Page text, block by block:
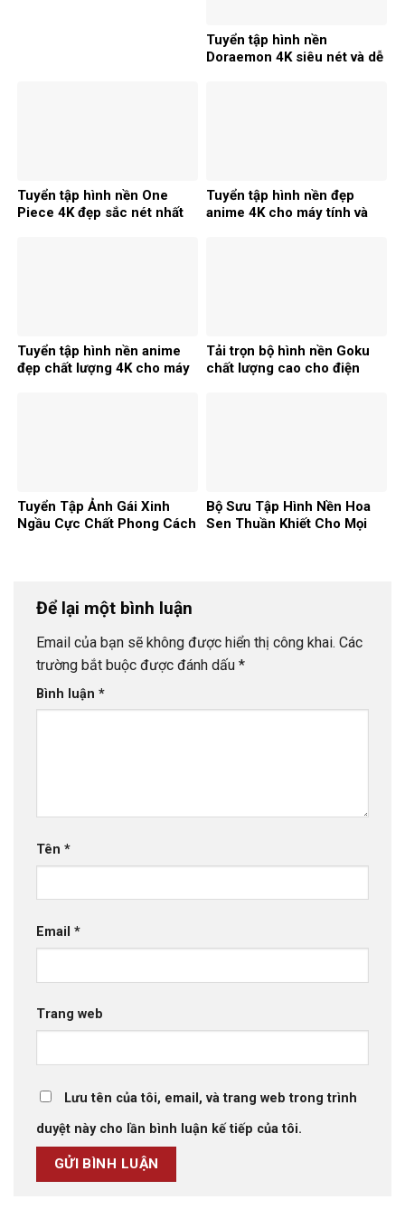
Tuyển tập hình nền
Doraemon 4K siêu nét và dễ
Tuyển tập hình nền One
Piece 4K đẹp sắc nét nhất
Tuyển tập hình nền đẹp
anime 4K cho máy tính và
Tuyển tập hình nền anime
đẹp chất lượng 4K cho máy
Tải trọn bộ hình nền Goku
chất lượng cao cho điện
Tuyển Tập Ảnh Gái Xinh
Ngầu Cực Chất Phong Cách
Bộ Sưu Tập Hình Nền Hoa
Sen Thuần Khiết Cho Mọi
Để lại một bình luận
Email của bạn sẽ không được hiển thị công khai. Các
trường bắt buộc được đánh dấu *
Bình luận *
Tên *
Email *
Trang web
Lưu tên của tôi, email, và trang web trong trình
duyệt này cho lần bình luận kế tiếp của tôi.